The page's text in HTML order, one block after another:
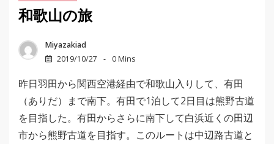
和歌山の旅
Miyazakiad
2019/10/27
0 Mins
昨日羽田から関西空港経由で和歌山入りして、有田
（ありだ）まで南下。有田で1泊して2日目は熊野古道
を目指した。有田からさらに南下して白浜近くの田辺
市から熊野古道を目指す。このルートは中辺路古道と